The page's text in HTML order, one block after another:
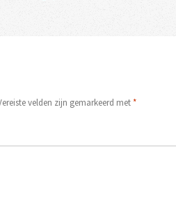
velden zijn gemarkeerd met*